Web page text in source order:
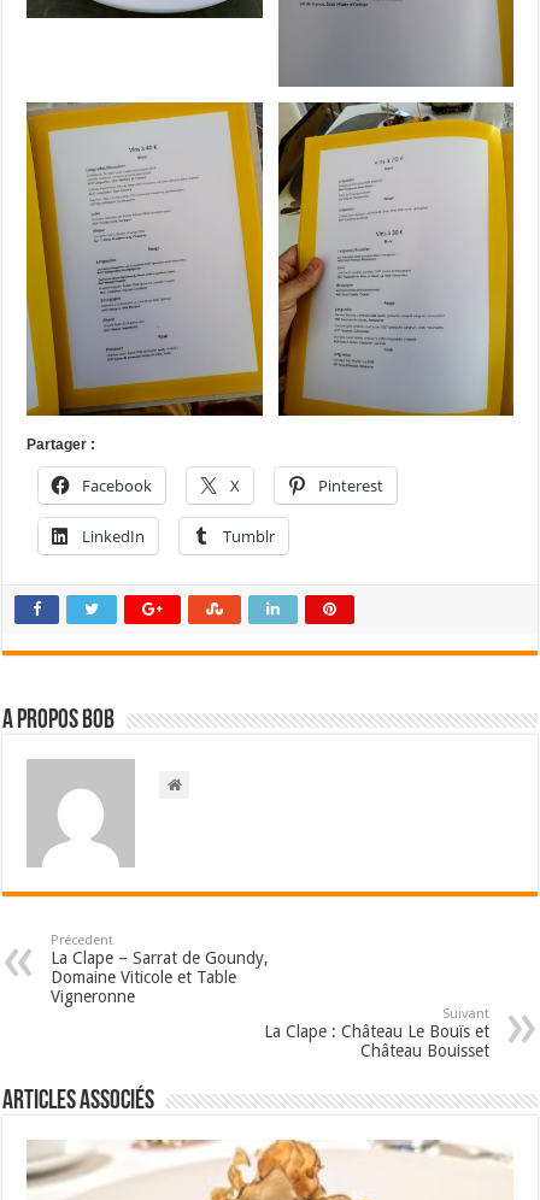
Partager :
Facebook X Pinterest
LinkedIn Tumblr
A propos bOb
Précedent
La Clape – Sarrat de Goundy,
Domaine Viticole et Table
Vigneronne
Suivant
La Clape : Château Le Bouïs et
Château Bouisset
Articles associés